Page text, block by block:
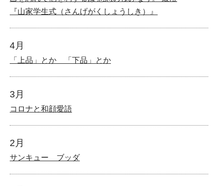
『山家学生式（さんげがくしょうしき）』
4月
「上品」とか 「下品」とか
3月
コロナと和顔愛語
2月
サンキュー ブッダ